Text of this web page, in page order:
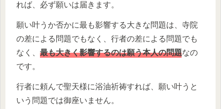
れば、必ず願いは届きます。
願い叶うか否かに最も影響する大きな問題は、寺院
の差による問題でもなく、行者の差による問題でも
なく、 最も大きく影響するのは願う本人の問題なの
です。
行者に頼んで聖天様に浴油祈祷すれば、願い叶うと
いう問題では御座いません。